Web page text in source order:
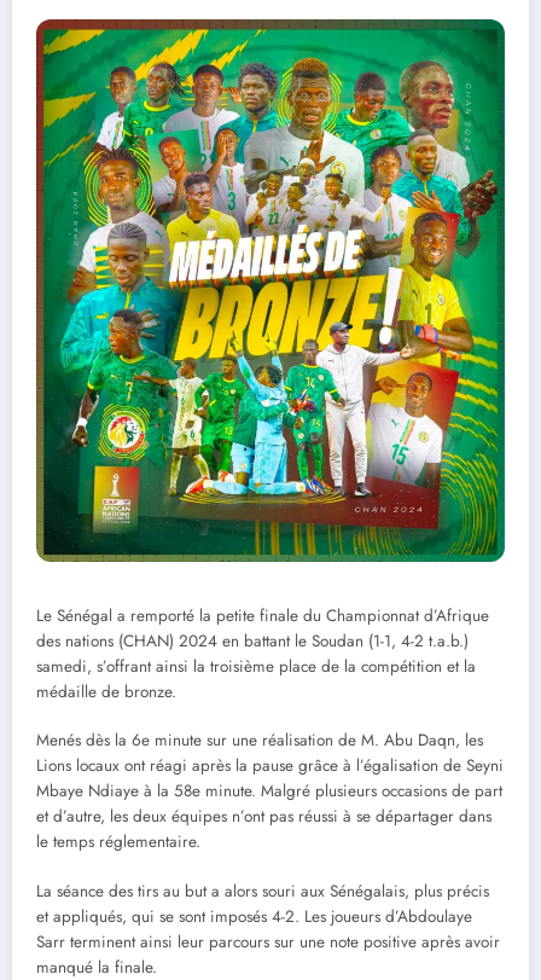
Le Sénégal a remporté la petite finale du Championnat d’Afrique
des nations (CHAN) 2024 en battant le Soudan (1-1, 4-2 t.a.b.)
samedi, s’offrant ainsi la troisième place de la compétition et la
médaille de bronze.
Menés dès la 6e minute sur une réalisation de M. Abu Daqn, les
Lions locaux ont réagi après la pause grâce à l’égalisation de Seyni
Mbaye Ndiaye à la 58e minute. Malgré plusieurs occasions de part
et d’autre, les deux équipes n’ont pas réussi à se départager dans
le temps réglementaire.
La séance des tirs au but a alors souri aux Sénégalais, plus précis
et appliqués, qui se sont imposés 4-2. Les joueurs d’Abdoulaye
Sarr terminent ainsi leur parcours sur une note positive après avoir
manqué la finale.